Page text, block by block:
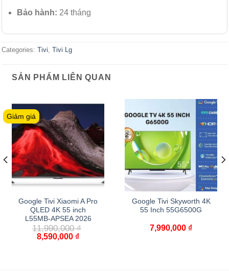
Bảo hành: 24 tháng
Categories: Tivi, Tivi Lg
SẢN PHẨM LIÊN QUAN
Giảm giá
Google Tivi Xiaomi A Pro
QLED 4K 55 inch
L55MB-APSEA 2026
11,990,000₫
8,590,000 ₫
Google Tivi Skyworth 4K
55 Inch 55G6500G
7,990,000 ₫